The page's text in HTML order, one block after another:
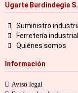
Ugarte Burdindegia
Suministro
Ferretería
Quiénes somos
Información
Aviso legal